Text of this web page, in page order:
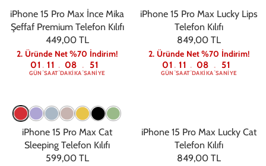
iPhone 15 Pro Max İnce Mika
Şeffaf Premium Telefon Kılıfı
449,00 TL
2. Üründe Net %70 İndirim!
01
GÜN : 11
SAAT: 08
DAKIKA: 50
SANIYE
iPhone 15 Pro Max Lucky Lips
Telefon Kılıfı
849,00 TL
2. Üründe Net %70 İndirim!
01
GÜN : 11
SAAT: 08
DAKIKA: 50
SANIYE
iPhone 15 Pro Max Cat
Sleeping Telefon Kılıfı
599,00 TL
iPhone 15 Pro Max Lucky Cat
Telefon Kılıfı
849,00 TL